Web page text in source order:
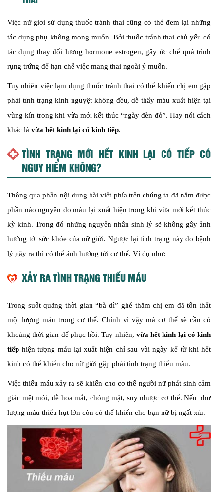
Việc nữ giới sử dụng thuốc tránh thai cũng có thể đem lại những
tác dụng phụ không mong muốn. Bởi thuốc tránh thai chủ yếu có
tác dụng thay đổi lượng hormone estrogen, gây ức chế quá trình
rụng trứng để hạn chế việc mang thai ngoài ý muốn.
Tuy nhiên việc lạm dụng thuốc tránh thai có thể khiến chị em gặp
phải tình trạng kinh nguyệt không đều, dễ thấy máu xuất hiện tại
vùng kín trong khi vừa mới kết thúc “ngày đèn đỏ”. Hay nói cách
khác là vừa hết kinh lại có kinh tiếp.
TÌNH TRẠNG MỚI HẾT KINH LẠI CÓ TIẾP CÓ
NGUY HIỂM KHÔNG?
Thông qua phần nội dung bài viết phía trên chúng ta đã nắm được
phần nào nguyên do máu lại xuất hiện trong khi vừa mới kết thúc
kỳ kinh. Trong đó những nguyên nhân sinh lý sẽ không gây ảnh
hưởng tới sức khỏe của nữ giới. Ngược lại tình trạng này do bệnh
lý gây ra thì có thể ảnh hưởng tới cơ thể. Ví dụ như:
XẢY RA TÌNH TRẠNG THIẾU MÁU
Trong suốt quãng thời gian “bà dì” ghé thăm chị em đã tổn thất
một lượng máu trong cơ thể. Chính vì vậy mà cơ thể sẽ cần có
khoảng thời gian để phục hồi. Tuy nhiên, vừa hết kinh lại có kinh
tiếp hiện tượng máu lại xuất hiện chỉ sau vài ngày kể từ khi hết
kinh có thể khiến cho nữ giới gặp phải tình trạng thiếu máu.
Việc thiếu máu xảy ra sẽ khiến cho cơ thể người nữ phát sinh cảm
giác mệt mỏi, dễ hoa mắt, chóng mặt, suy nhược cơ thể. Nếu như
lượng máu thiếu hụt lớn còn có thể khiến cho bạn nữ bị ngất xỉu.